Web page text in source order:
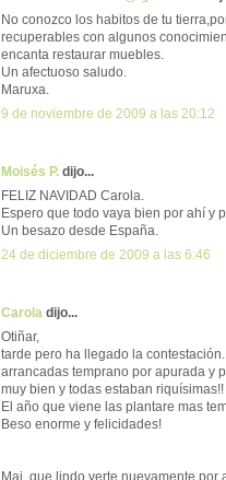
No conozco los habitos de tu
recuperables con algunos
encanta restaurar muebles.
Un afectuoso saludo.
Maruxa.
9 de noviembre de 2009 a las 20:12
Moisés P. dijo...
FELIZ NAVIDAD Carola.
Espero que todo vaya bien por ahí y
Un besazo desde España.
24 de diciembre de 2009 a las 6:46
Carola dijo...
Otiñar,
tarde pero ha llegado la
arrancadas temprano por apurada y
muy bien y todas estaban riquísimas!!
El año que viene las plantare mas
Beso enorme y felicidades!
Mai, que lindo verte nuevamente por